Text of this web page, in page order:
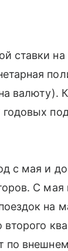
ставки
валюту).
годовых
с мая и
С мая
на
по